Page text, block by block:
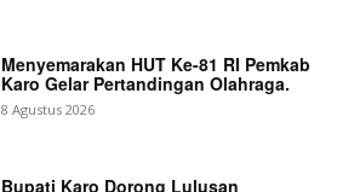
Menyemarakan HUT Ke-81 RI Pemkab
Karo Gelar Pertandingan Olahraga.
8 Agustus 2026
Bupati Karo Dorong Lulusan